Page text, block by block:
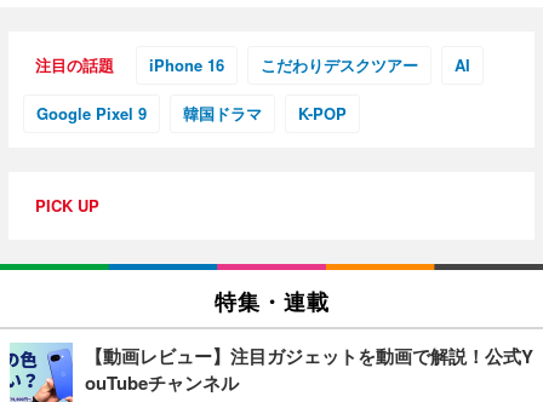
注目の話題 iPhone 16 こだわりデスクツアー AI
Google Pixel 9 韓国ドラマ K-POP
PICK UP
特集・連載
【動画レビュー】注目ガジェットを動画で解説！公式Y
ouTubeチャンネル